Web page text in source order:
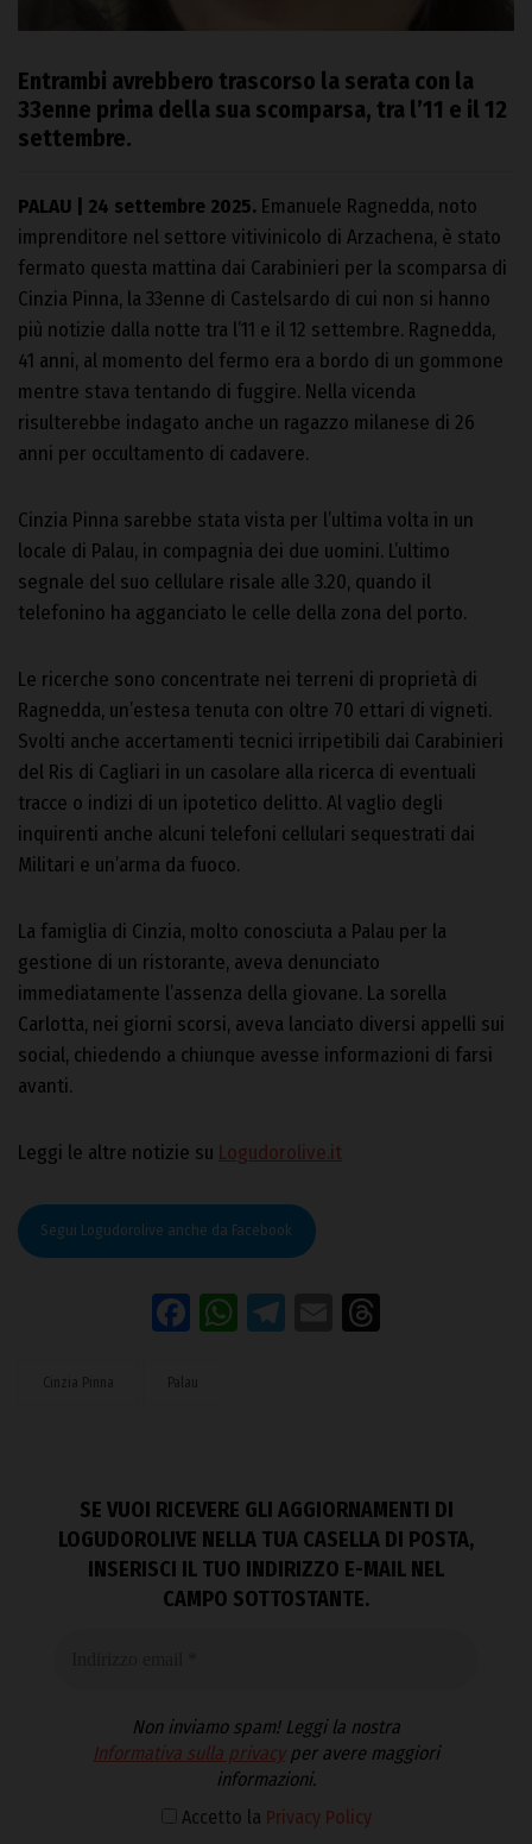
Entrambi avrebbero trascorso la serata con la
33enne prima della sua scomparsa, tra l’11 e il 12
settembre.
PALAU | 24 settembre 2025. Emanuele Ragnedda, noto
imprenditore nel settore vitivinicolo di Arzachena, è stato
fermato questa mattina dai Carabinieri per la scomparsa di
Cinzia Pinna, la 33enne di Castelsardo di cui non si hanno
più notizie dalla notte tra l’11 e il 12 settembre. Ragnedda,
41 anni, al momento del fermo era a bordo di un gommone
mentre stava tentando di fuggire. Nella vicenda
risulterebbe indagato anche un ragazzo milanese di 26
anni per occultamento di cadavere.
Cinzia Pinna sarebbe stata vista per l’ultima volta in un
locale di Palau, in compagnia dei due uomini. L’ultimo
segnale del suo cellulare risale alle 3.20, quando il
telefonino ha agganciato le celle della zona del porto.
Le ricerche sono concentrate nei terreni di proprietà di
Ragnedda, un’estesa tenuta con oltre 70 ettari di vigneti.
Svolti anche accertamenti tecnici irripetibili dai Carabinieri
del Ris di Cagliari in un casolare alla ricerca di eventuali
tracce o indizi di un ipotetico delitto. Al vaglio degli
inquirenti anche alcuni telefoni cellulari sequestrati dai
Militari e un’arma da fuoco.
La famiglia di Cinzia, molto conosciuta a Palau per la
gestione di un ristorante, aveva denunciato
immediatamente l’assenza della giovane. La sorella
Carlotta, nei giorni scorsi, aveva lanciato diversi appelli sui
social, chiedendo a chiunque avesse informazioni di farsi
avanti.
Leggi le altre notizie su Logudorolive.it
Segui Logudorolive anche da Facebook
Facebook
WhatsApp
Telegram
Email
Cinzia Pinna Palau
SE VUOI RICEVERE GLI AGGIORNAMENTI DI
LOGUDOROLIVE NELLA TUA CASELLA DI POSTA,
INSERISCI IL TUO INDIRIZZO E-MAIL NEL
CAMPO SOTTOSTANTE.
Non inviamo spam! Leggi la nostra
Informativa sulla privacyper avere maggiori
informazioni.
Accetto la Privacy Policy